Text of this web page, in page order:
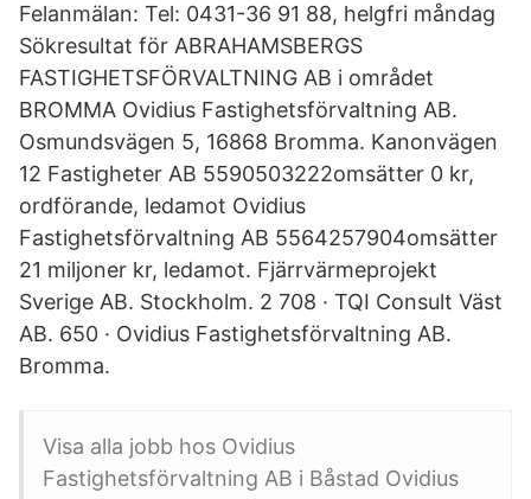
Felanmälan: Tel: 0431-36 91 88, helgfri måndag
Sökresultat för ABRAHAMSBERGS
FASTIGHETSFÖRVALTNING AB i området
BROMMA Ovidius Fastighetsförvaltning AB.
Osmundsvägen 5, 16868 Bromma. Kanonvägen
12 Fastigheter AB 5590503222omsätter 0 kr,
ordförande, ledamot Ovidius
Fastighetsförvaltning AB 5564257904omsätter
21 miljoner kr, ledamot. Fjärrvärmeprojekt
Sverige AB. Stockholm. 2 708 · TQI Consult Väst
AB. 650 · Ovidius Fastighetsförvaltning AB.
Bromma.
Visa alla jobb hos Ovidius
Fastighetsförvaltning AB i Båstad Ovidius